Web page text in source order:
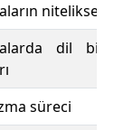
niteliksel
dil
süreci